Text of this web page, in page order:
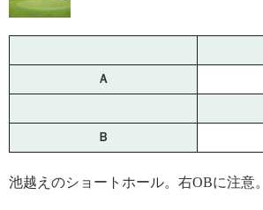
Ａ
Ｂ
池越えのショートホール。右OBに注意。